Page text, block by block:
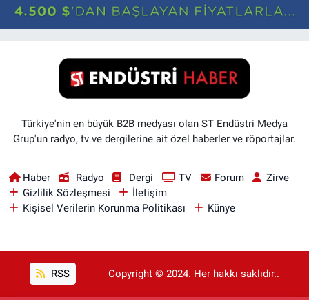
Türkiye'nin en büyük B2B medyası olan ST Endüstri Medya
Grup'un radyo, tv ve dergilerine ait özel haberler ve röportajlar.
Haber Radyo Dergi TV Forum
Zirve
Gizlilik Sözleşmesi
İletişim
Kişisel Verilerin Korunma Politikası
Künye
RSS Copyright © 2024. Her hakkı saklıdır..